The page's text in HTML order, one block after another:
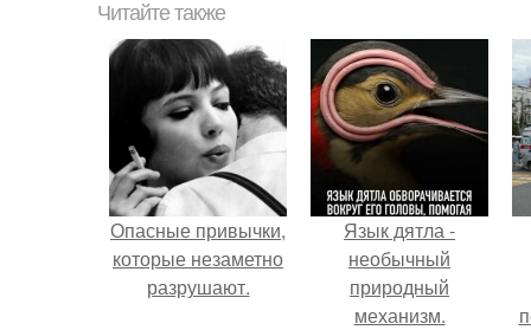
Читайте также
Опасные привычки,
которые незаметно
разрушают.
Язык дятла -
необычный
природный
механизм.